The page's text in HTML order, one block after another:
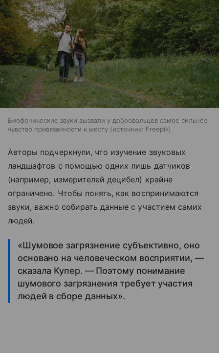
Биофонические звуки вызвали у добровольцев самое сильное
чувство привязанности к месту
источник: Freepik
Авторы подчеркнули, что изучение звуковых
ландшафтов с помощью одних лишь датчиков
(например, измерителей децибел) крайне
ограничено. Чтобы понять, как воспринимаются
звуки, важно собирать данные с участием самих
людей.
«Шумовое загрязнение субъективно, оно
основано на человеческом восприятии, —
сказала Купер. — Поэтому понимание
шумового загрязнения требует участия
людей в сборе данных».